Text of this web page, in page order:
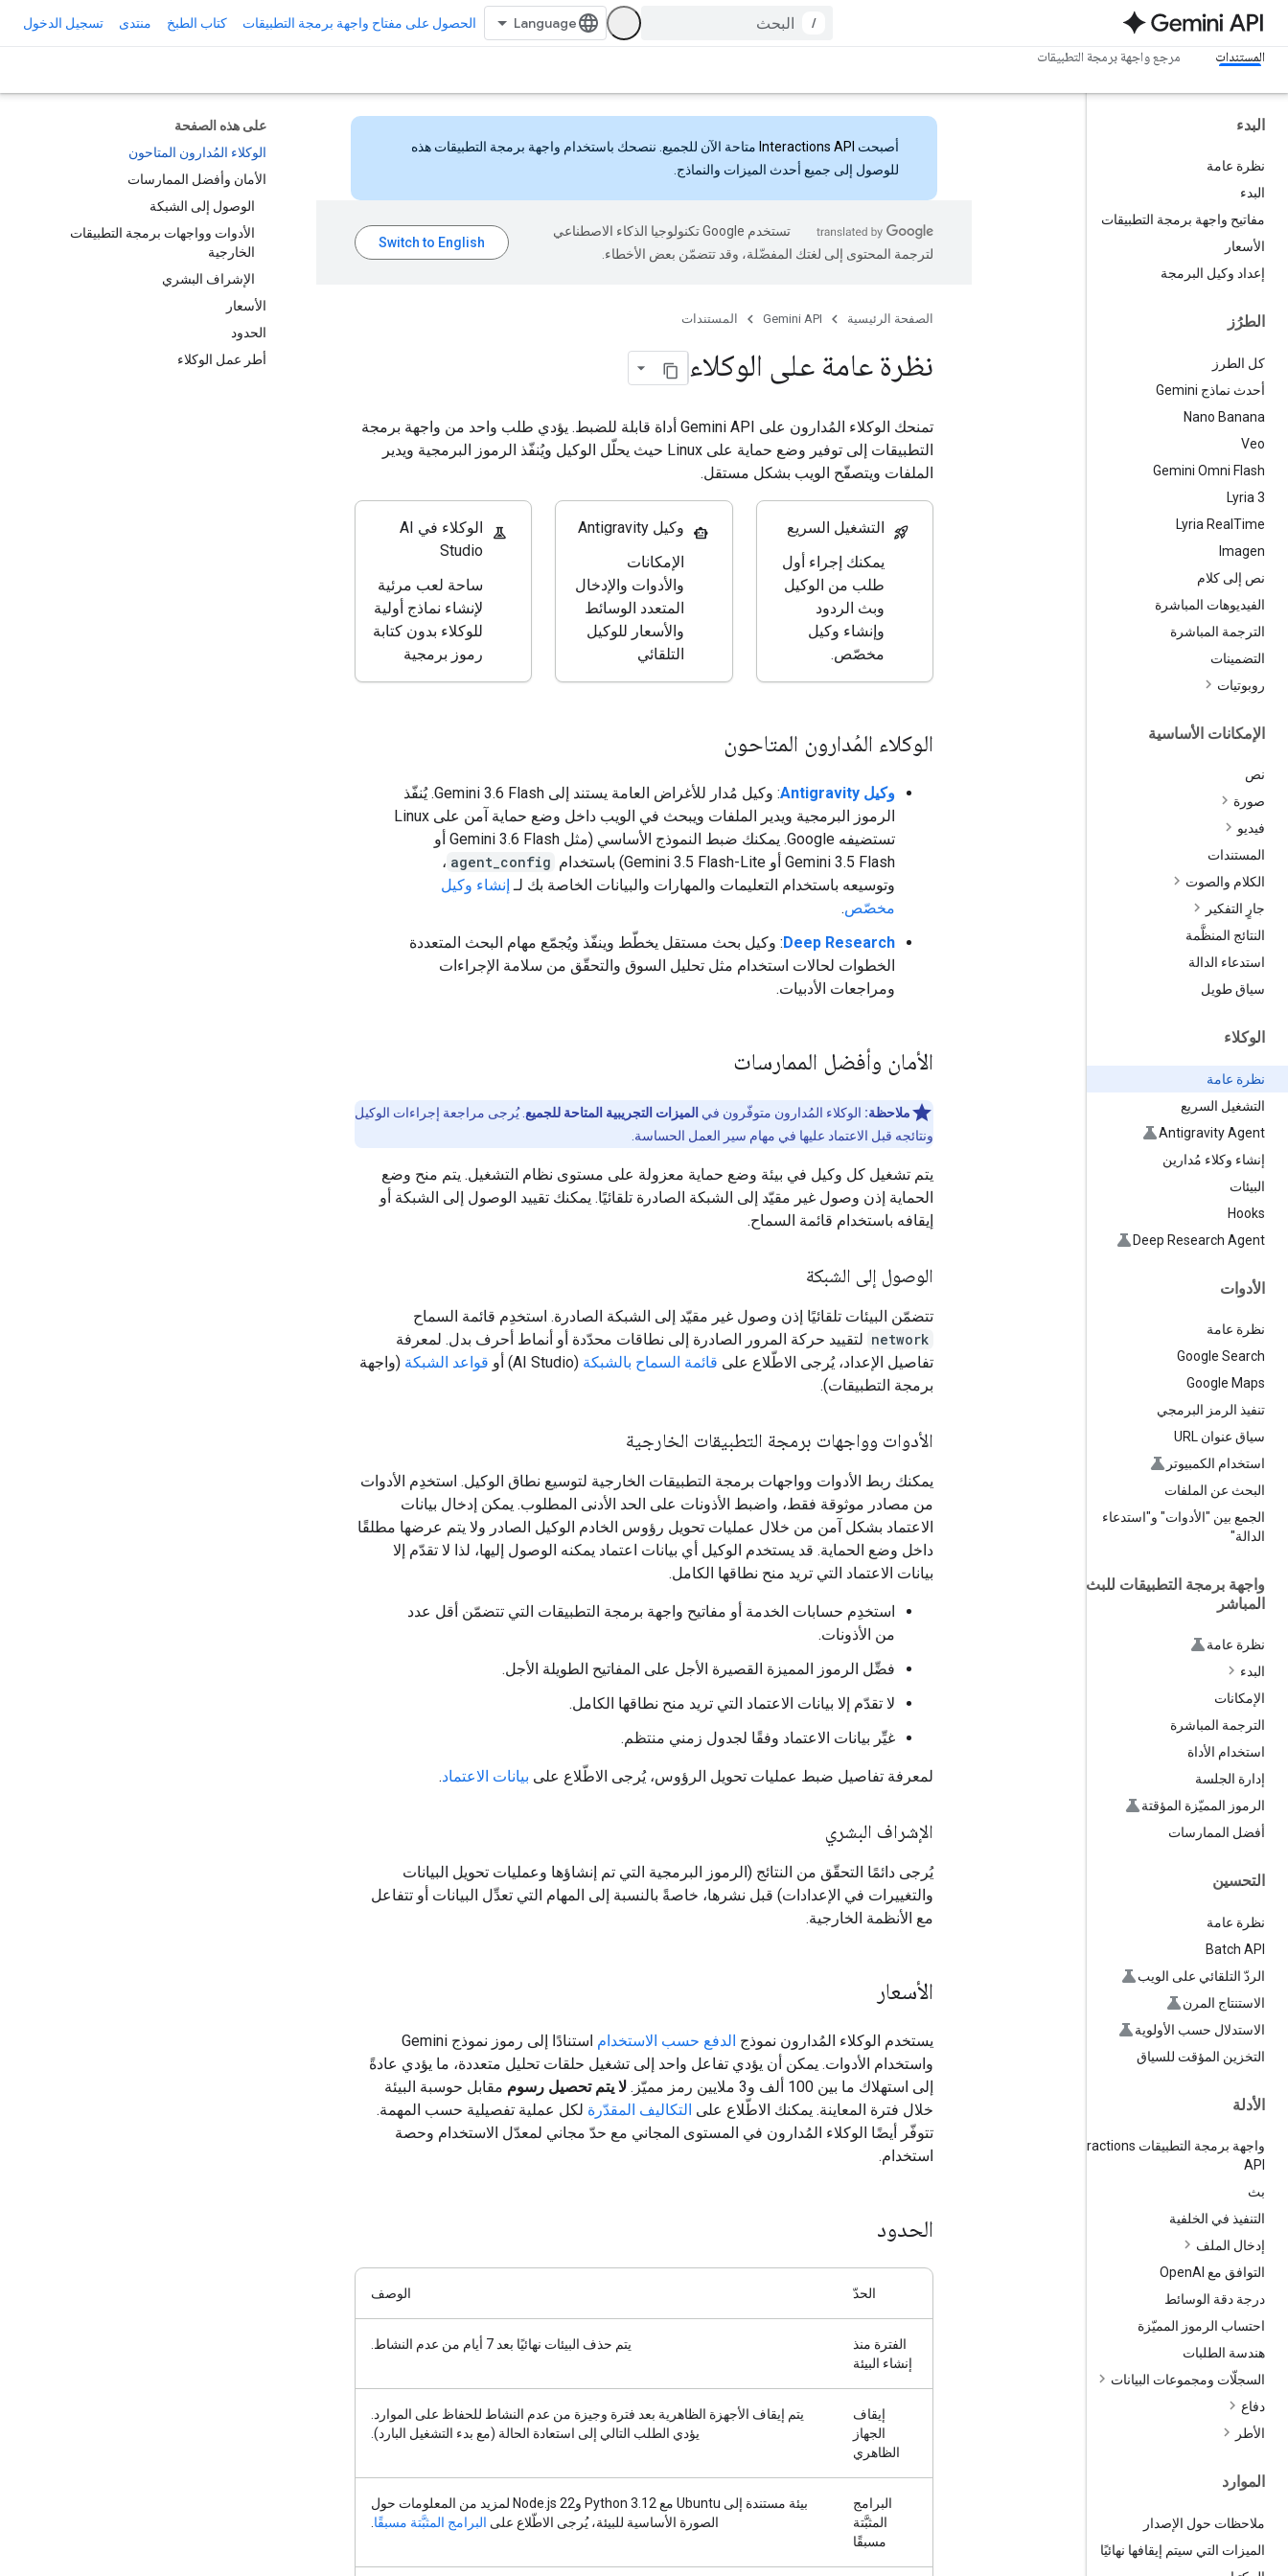
/ الحصول على مفتاح واجهة برمجة التطبيقات كتاب الطبخ منتدى تسجيل الدخول
المستندات مرجع واجهة برمجة التطبيقات
البدء
نظرة عامة
البدء
مفاتيح واجهة برمجة التطبيقات
الأسعار
إعداد وكيل البرمجة
الطرُز
كل الطرز
أحدث نماذج Gemini
Nano Banana
Veo
Gemini Omni Flash
‫Lyria 3
Lyria Real Time
Imagen
نص إلى كلام
الفيديوهات المباشرة
الترجمة المباشرة
التضمينات
روبوتيات
الإمكانات الأساسية
نص
صورة
فيديو
المستندات
الكلام والصوت
جارٍ التفكير
النتائج المنظَّمة
استدعاء الدالة
سياق طويل
الوكلاء
نظرة عامة
التشغيل السريع
Antigravity Agent
إنشاء وكلاء مُدارين
البيئات
Hooks
Deep Research Agent
الأدوات
نظرة عامة
Google Search
Google Maps
تنفيذ الرمز البرمجي
سياق عنوان URL
استخدام الكمبيوتر
البحث عن الملفات
الجمع بين "الأدوات" و"استدعاء
الدالة"
واجهة برمجة التطبيقات للبث
المباشر
نظرة عامة
البدء
الإمكانات
الترجمة المباشرة
استخدام الأداة
إدارة الجلسة
الرموز المميّزة المؤقتة
أفضل الممارسات
التحسين
نظرة عامة
Batch API
الردّ التلقائي على الويب
الاستنتاج المرن
الاستدلال حسب الأولوية
التخزين المؤقت للسياق
الأدلة
واجهة برمجة التطبيقات Interactions
API
بث
التنفيذ في الخلفية
إدخال الملف
التوافق مع Open AI
درجة دقة الوسائط
احتساب الرموز المميّزة
هندسة الطلبات
السجلّات ومجموعات البيانات
دفاع
الأطر
الموارد
ملاحظات حول الإصدار
الميزات التي سيتم إيقافها نهائيًا
على هذه الصفحة
الوكلاء المُدارون المتاحون
الأمان وأفضل الممارسات
الوصول إلى الشبكة
الأدوات وواجهات برمجة التطبيقات
الخارجية
الإشراف البشري
الأسعار
الحدود
أطر عمل الوكلاء
أصبحت Interactions API متاحة الآن للجميع. ننصحك باستخدام واجهة برمجة التطبيقات هذه
للوصول إلى جميع أحدث الميزات والنماذج.
تستخدم Google تكنولوجيا الذكاء الاصطناعي
لترجمة المحتوى إلى لغتك المفضّلة، وقد تتضمّن بعض الأخطاء.
الصفحة الرئيسية Gemini API المستندات
نظرة عامة على الوكلاء
تمنحك الوكلاء المُدارون على Gemini API أداة قابلة للضبط. يؤدي طلب واحد من واجهة برمجة
التطبيقات إلى توفير وضع حماية على Linux حيث يحلّل الوكيل ويُنفّذ الرموز البرمجية ويدير
الملفات ويتصفّح الويب بشكل مستقل.
rocket_launch التشغيل السريع
يمكنك إجراء أول
طلب من الوكيل
وبث الردود
وإنشاء وكيل
مخصّص.
smart_toy وكيل Antigravity
الإمكانات
والأدوات والإدخال
المتعدد الوسائط
والأسعار للوكيل
التلقائي
experiment
الوكلاء في AI
Studio
ساحة لعب مرئية
لإنشاء نماذج أولية
للوكلاء بدون كتابة
رموز برمجية
الوكلاء المُدارون المتاحون
وكيل Antigravity
: وكيل مُدار للأغراض العامة يستند إلى Gemini 3.6 Flash. يُنفّذ
الرموز البرمجية ويدير الملفات ويبحث في الويب داخل وضع حماية آمن على Linux
تستضيفه Google. يمكنك ضبط النموذج الأساسي (مثل Gemini 3.6 Flash أو
Gemini 3.5 Flash أو Gemini 3.5 Flash-Lite) باستخدام
agent_config ،
وتوسيعه باستخدام التعليمات والمهارات والبيانات الخاصة بك لـ إنشاء وكيل
مخصّص.
Deep Research: وكيل بحث مستقل يخطّط وينفّذ ويُجمّع مهام البحث المتعددة
الخطوات لحالات استخدام مثل تحليل السوق والتحقّق من سلامة الإجراءات
ومراجعات الأدبيات.
الأمان وأفضل الممارسات
ملاحظة: الوكلاء المُدارون متوفّرون في الميزات التجريبية المتاحة للجميع . يُرجى مراجعة إجراءات الوكيل
ونتائجه قبل الاعتماد عليها في مهام سير العمل الحساسة.
يتم تشغيل كل وكيل في بيئة وضع حماية معزولة على مستوى نظام التشغيل. يتم منح وضع
الحماية إذن وصول غير مقيّد إلى الشبكة الصادرة تلقائيًا. يمكنك تقييد الوصول إلى الشبكة أو
إيقافه باستخدام قائمة السماح.
الوصول إلى الشبكة
تتضمّن البيئات تلقائيًا إذن وصول غير مقيّد إلى الشبكة الصادرة. استخدِم قائمة السماح
network لتقييد حركة المرور الصادرة إلى نطاقات محدّدة أو أنماط أحرف بدل. لمعرفة
تفاصيل الإعداد، يُرجى الاطّلاع على قائمة السماح بالشبكة (AI Studio) أو قواعد الشبكة (واجهة
برمجة التطبيقات).
الأدوات وواجهات برمجة التطبيقات الخارجية
يمكنك ربط الأدوات وواجهات برمجة التطبيقات الخارجية لتوسيع نطاق الوكيل. استخدِم الأدوات
من مصادر موثوقة فقط، واضبط الأذونات على الحد الأدنى المطلوب. يمكن إدخال بيانات
الاعتماد بشكل آمن من خلال عمليات تحويل رؤوس الخادم الوكيل الصادر ولا يتم عرضها مطلقًا
داخل وضع الحماية. قد يستخدم الوكيل أي بيانات اعتماد يمكنه الوصول إليها، لذا لا تقدّم إلا
بيانات الاعتماد التي تريد منح نطاقها الكامل.
استخدِم حسابات الخدمة أو مفاتيح واجهة برمجة التطبيقات التي تتضمّن أقل عدد
من الأذونات.
فضِّل الرموز المميزة القصيرة الأجل على المفاتيح الطويلة الأجل.
لا تقدّم إلا بيانات الاعتماد التي تريد منح نطاقها الكامل.
غيِّر بيانات الاعتماد وفقًا لجدول زمني منتظم.
لمعرفة تفاصيل ضبط عمليات تحويل الرؤوس، يُرجى الاطّلاع على بيانات الاعتماد.
الإشراف البشري
يُرجى دائمًا التحقّق من النتائج (الرموز البرمجية التي تم إنشاؤها وعمليات تحويل البيانات
والتغييرات في الإعدادات) قبل نشرها، خاصةً بالنسبة إلى المهام التي تعدِّل البيانات أو تتفاعل
مع الأنظمة الخارجية.
الأسعار
يستخدم الوكلاء المُدارون نموذج الدفع حسب الاستخدام
استنادًا إلى رموز نموذج Gemini
واستخدام الأدوات. يمكن أن يؤدي تفاعل واحد إلى تشغيل حلقات تحليل متعددة، ما يؤدي عادةً
إلى استهلاك ما بين 100 ألف و3 ملايين رمز مميّز.
لا يتم تحصيل رسوم مقابل حوسبة البيئة
خلال فترة المعاينة. يمكنك الاطّلاع على التكاليف المقدّرة لكل عملية تفصيلية حسب المهمة.
تتوفّر أيضًا الوكلاء المُدارون في المستوى المجاني مع حدّ مجاني لمعدّل الاستخدام وحصة
استخدام.
الحدود
الحدّ الوصف
الفترة منذ
إنشاء البيئة
يتم حذف البيئات نهائيًا بعد 7 أيام من عدم النشاط.
إيقاف
الجهاز
الظاهري
يتم إيقاف الأجهزة الظاهرية بعد فترة وجيزة من عدم النشاط للحفاظ على الموارد.
يؤدي الطلب التالي إلى استعادة الحالة (مع بدء التشغيل البارد).
البرامج
المثبَّتة
مسبقًا
بيئة مستندة إلى Ubuntu مع Python 3.12 وNode.js 22 لمزيد من المعلومات حول
الصورة الأساسية للبيئة، يُرجى الاطّلاع على البرامج المثبَّتة مسبقًا